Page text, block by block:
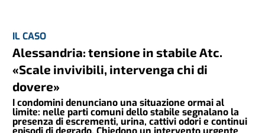
IL CASO
Alessandria: tensione in stabile Atc.
«Scale invivibili, intervenga chi di
dovere»
I condomini denunciano una situazione ormai al
limite: nelle parti comuni dello stabile segnalano la
presenza di escrementi, urina, cattivi odori e continui